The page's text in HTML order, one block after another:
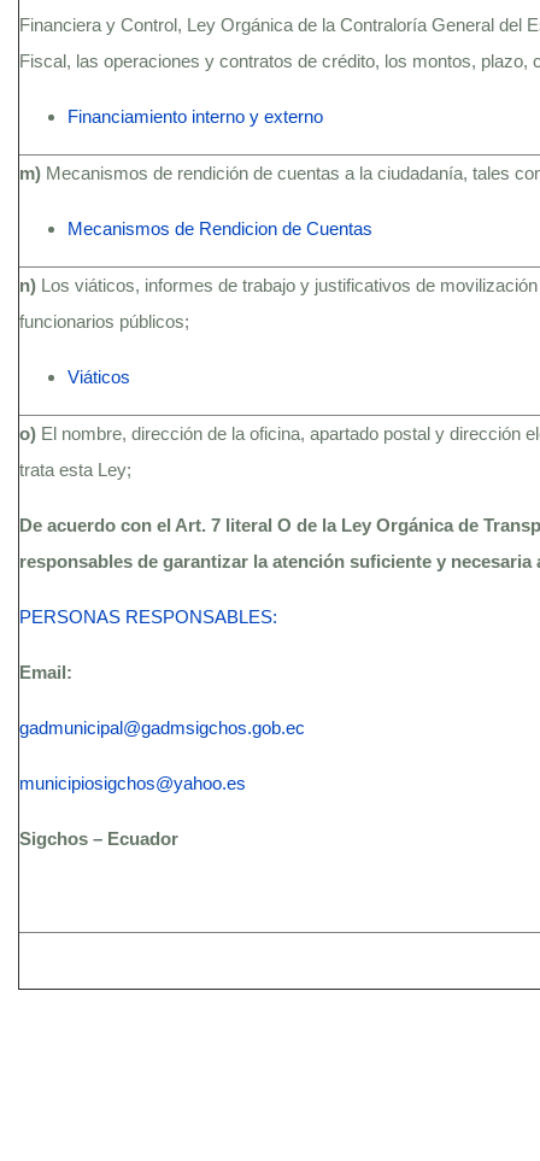
Financiera y Control, Ley Orgánica de la Contraloría General del
Fiscal, las operaciones y contratos de crédito, los montos, plazo,
Financiamiento interno y externo
m) Mecanismos de rendición de cuentas a la ciudadanía, tales
Mecanismos de Rendicion de Cuentas
n) Los viáticos, informes de trabajo y justificativos de
funcionarios públicos;
Viáticos
o) El nombre, dirección de la oficina, apartado postal y dirección
trata esta Ley;
De acuerdo con el Art. 7 literal O de la Ley Orgánica de
responsables de garantizar la atención suficiente y
PERSONAS RESPONSABLES:
Email:
gadmunicipal@gadmsigchos.gob.ec
municipiosigchos@yahoo.es
Sigchos – Ecuador